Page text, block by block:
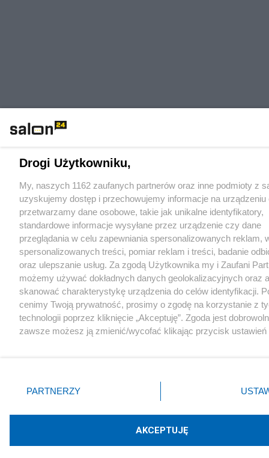
Drogi Użytkowniku,
My, naszych 1162 zaufanych partnerów oraz inne podmioty z
uzyskujemy dostęp i przechowujemy informacje na urządzeniu
przetwarzamy dane osobowe, takie jak unikalne identyfikatory,
standardowe informacje wysyłane przez urządzenie czy dane
przeglądania w celu zapewniania spersonalizowanych reklam,
spersonalizowanych treści, pomiar reklam i treści, badanie
oraz ulepszanie usług. Za zgodą Użytkownika my i Zaufani
możemy używać dokładnych danych geolokalizacyjnych oraz
skanować charakterystykę urządzenia do celów identyfikacji.
cenimy Twoją prywatność, prosimy o zgodę na korzystanie z
technologii poprzez kliknięcie „Akceptuję”. Zgoda jest
zawsze możesz ją zmienić/wycofać klikając przycisk ustawień
miały zastosowania tylko na tej witrynie.
Szczegółowe informacje dotyczące przetwarzania Twoich
znajdziesz wPolityce PrywatnościiCookiesoraz po kliknięciu
PARTNERZY
AKCEPTUJĘ